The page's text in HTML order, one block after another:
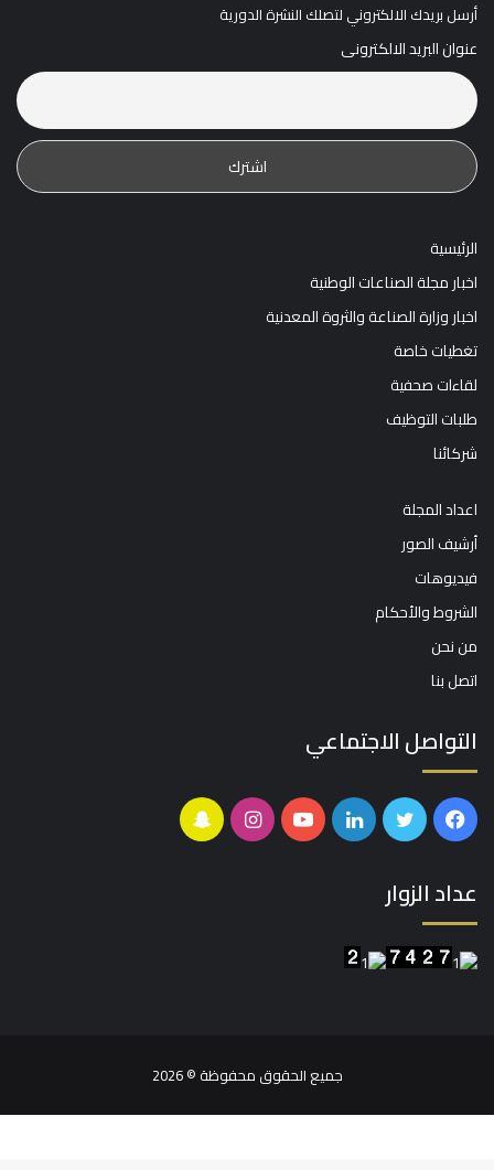
أرسل بريدك الالكتروني لتصلك النشرة الدورية
عنوان البريد الالكترونى
الرئيسية
اخبار مجلة الصناعات الوطنية
اخبار وزارة الصناعة والثروة المعدنية
تغطيات خاصة
لقاءات صحفية
طلبات التوظيف
شركائنا
اعداد المجلة
أرشيف الصور
فيديوهات
الشروط والأحكام
من نحن
اتصل بنا
التواصل الاجتماعي
فيسبوكتويتر لينكدإن يوتيوب انستقرامسناب
عداد الزوار
جميع الحقوق محفوظة © 2026